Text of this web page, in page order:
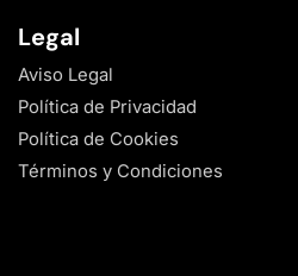
Legal
Aviso Legal
Política de Privacidad
Política de Cookies
Términos y Condiciones